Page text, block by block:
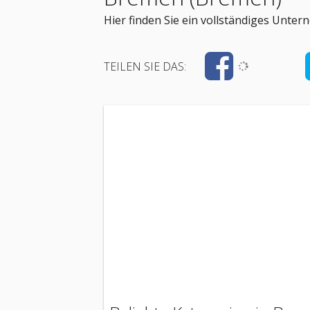
Hier finden Sie ein vollständiges
TEILEN SIE DAS: